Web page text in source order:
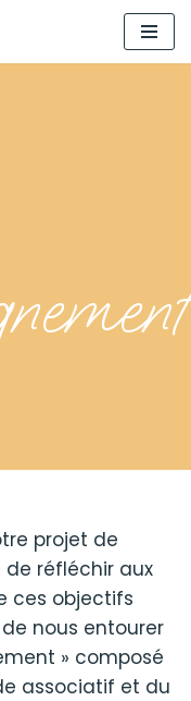
projet de
réfléchir aux
ces objectifs
nous entourer
» composé
associatif et du